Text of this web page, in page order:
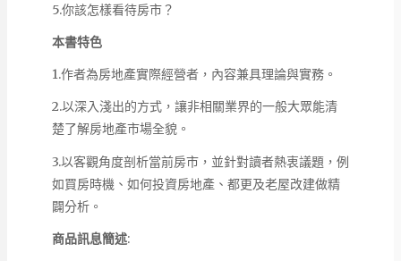
5.你該怎樣看待房市？
本書特色
1.作者為房地產實際經營者，內容兼具理論與實務。
2.以深入淺出的方式，讓非相關業界的一般大眾能清
楚了解房地產市場全貌。
3.以客觀角度剖析當前房市，並針對讀者熱衷議題，例
如買房時機、如何投資房地產、都更及老屋改建做精
闢分析。
商品訊息簡述: